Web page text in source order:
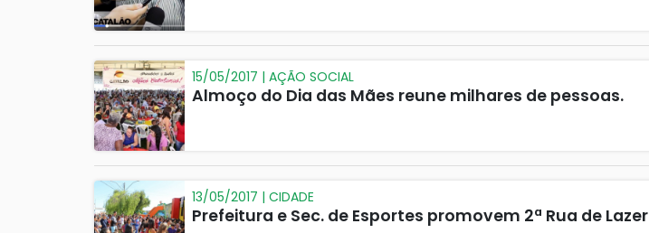
15/05/2017 | AÇÃO SOCIAL
Almoço do Dia das Mães reune milhares de pessoas.
13/05/2017 | CIDADE
Prefeitura e Sec. de Esportes promovem 2ª Rua de Lazer